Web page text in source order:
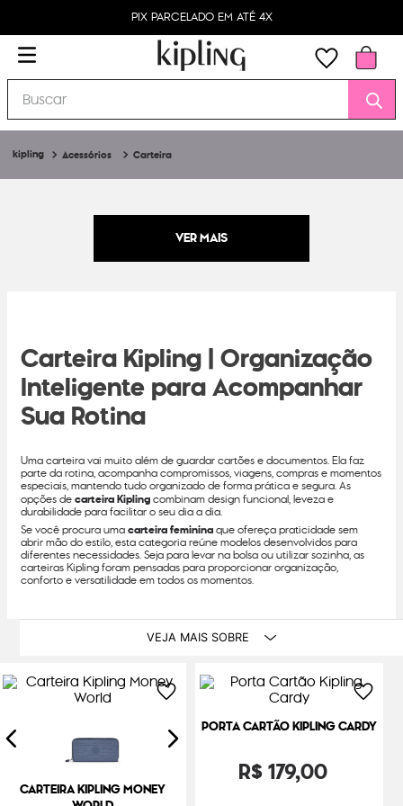
PIX PARCELADO EM ATÉ 4X
Buscar
Acessórios Carteira
Carteira Kipling | Organização
Inteligente para Acompanhar
Sua Rotina
Uma carteira vai muito além de guardar cartões e documentos. Ela faz
parte da rotina, acompanha compromissos, viagens, compras e momentos
especiais, mantendo tudo organizado de forma prática e segura. As
opções decarteira Kiplingcombinam design funcional, leveza e
durabilidade para facilitar o seu dia a dia.
Se você procura umacarteira femininaque ofereça praticidade sem
abrir mão do estilo, esta categoria reúne modelos desenvolvidos para
diferentes necessidades. Seja para levar na bolsa ou utilizar sozinha, as
carteiras Kipling foram pensadas para proporcionar organização,
conforto e versatilidade em todos os momentos.
VEJA MAIS SOBRE
CARTEIRA KIPLING MONEY
PORTA CARTÃO KIPLING CARDY
R$179,00